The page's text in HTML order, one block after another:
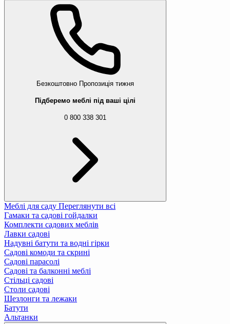
Безкоштовно Пропозиція тижня
Підберемо меблі під ваші цілі
0 800 338 301
Меблі для саду Переглянути всі
Гамаки та садові гойдалки
Комплекти садових меблів
Лавки садові
Надувні батути та водні гірки
Садові комоди та скрині
Садові парасолі
Садові та балконні меблі
Стільці садові
Столи садові
Шезлонги та лежаки
Батути
Альтанки